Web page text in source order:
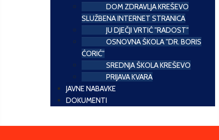
DOM ZDRAVLJA KREŠEVO
SLUŽBENA INTERNET STRANICA
JU DJEČJI VRTIĆ "RADOST"
OSNOVNA ŠKOLA "DR. BORIS
ĆORIĆ"
SREDNJA ŠKOLA KREŠEVO
PRIJAVA KVARA
JAVNE NABAVKE
DOKUMENTI